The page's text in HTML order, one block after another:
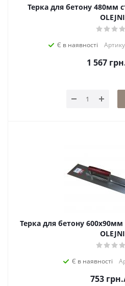
Терка для бетону 480мм
Є в наявності
1 567
Терка для бетону
Є в наявності
753грн.